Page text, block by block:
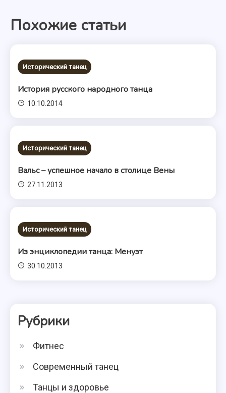
записям
Похожие статьи
Исторический танец
История русского народного танца
10.10.2014
Исторический танец
Вальс – успешное начало в столице Вены
27.11.2013
Исторический танец
Из энциклопедии танца: Менуэт
30.10.2013
Рубрики
Фитнес
Современный танец
Танцы и здоровье